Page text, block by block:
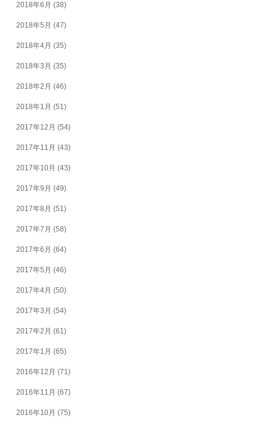
2018年6月 (38)
2018年5月 (47)
2018年4月 (35)
2018年3月 (35)
2018年2月 (46)
2018年1月 (51)
2017年12月 (54)
2017年11月 (43)
2017年10月 (43)
2017年9月 (49)
2017年8月 (51)
2017年7月 (58)
2017年6月 (64)
2017年5月 (46)
2017年4月 (50)
2017年3月 (54)
2017年2月 (61)
2017年1月 (65)
2016年12月 (71)
2016年11月 (67)
2016年10月 (75)